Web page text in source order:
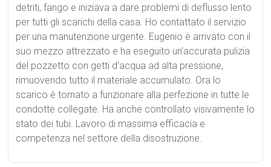
detriti, fango e iniziava a dare problemi di deflusso lento
per tutti gli scarichi della casa. Ho contattato il servizio
per una manutenzione urgente. Eugenio è arrivato con il
suo mezzo attrezzato e ha eseguito un'accurata pulizia
del pozzetto con getti d'acqua ad alta pressione,
rimuovendo tutto il materiale accumulato. Ora lo
scarico è tornato a funzionare alla perfezione in tutte le
condotte collegate. Ha anche controllato visivamente lo
stato dei tubi. Lavoro di massima efficacia e
competenza nel settore della disostruzione.